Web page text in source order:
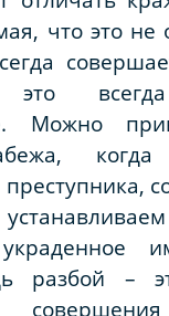
что это не
всегда
Можно
преступника,
разбой –